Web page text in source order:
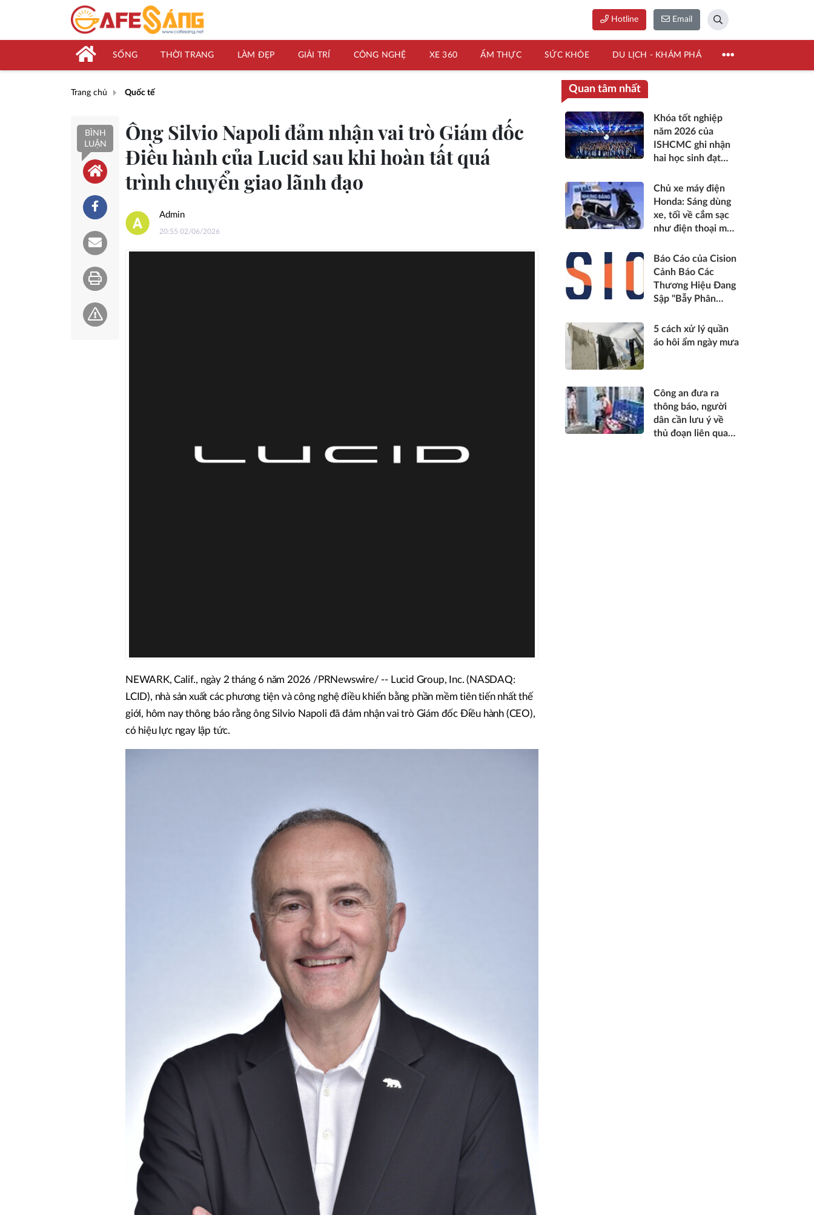
Hotline Email
SỐNG THỜI TRANG LÀM ĐẸP GIẢI TRÍ CÔNG NGHỆ XE 360 ẨM THỰC SỨC KHỎE DU LỊCH - KHÁM PHÁ
Trang chủ Quốc tế
BÌNH
LUẬN
Ông Silvio Napoli đảm nhận vai trò Giám đốc
Điều hành của Lucid sau khi hoàn tất quá
trình chuyển giao lãnh đạo
Admin
20:55 02/06/2026
NEWARK, Calif., ngày 2 tháng 6 năm 2026 /PRNewswire/ -- Lucid Group, Inc. (NASDAQ:
LCID), nhà sản xuất các phương tiện và công nghệ điều khiển bằng phần mềm tiên tiến nhất thế
giới, hôm nay thông báo rằng ông Silvio Napoli đã đảm nhận vai trò Giám đốc Điều hành (CEO),
có hiệu lực ngay lập tức.
Quan tâm nhất
Khóa tốt nghiệp
năm 2026 của
ISHCMC ghi nhận
hai học sinh đạt
và điểm trung bình
toàn khóa đạt 34,5
Chủ xe máy điện
Honda: Sáng dùng
xe, tối về cắm sạc
như điện thoại mới
Báo Cáo của Cision
Cảnh Báo Các
Thương Hiệu Đang
Sập "Bẫy Phân
Kém
5 cách xử lý quần
áo hôi ẩm ngày mưa
Công an đưa ra
thông báo, người
dân cần lưu ý về
thủ đoạn liên quan